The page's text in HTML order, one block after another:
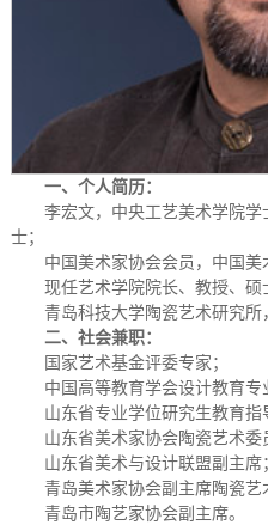
一、个人简历：
李宏文，中央工艺美术学院
士；
中国美术家协会会员，中国美
现任艺术学院院长、教授、硕
青岛科技大学陶瓷艺术研究所
二、社会兼职：
国家艺术基金评委专家；
中国高等教育学会设计教育专
山东省专业学位研究生教育指
山东省美术家协会陶瓷艺术委
山东省美术与设计联盟副主席；
青岛美术家协会副主席陶瓷艺
青岛市陶艺家协会副主席。